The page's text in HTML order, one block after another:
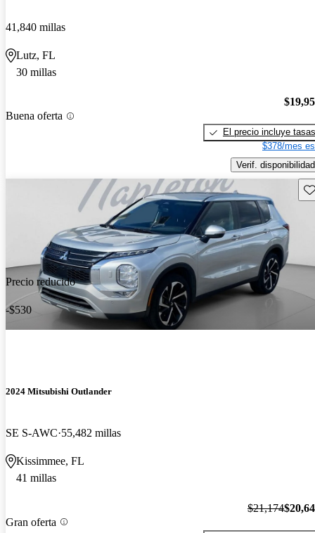
41,840 millas
Lutz, FL
30 millas
Buena oferta
El precio incluye tasas
$378/mes
Verif. disponibilidad
Precio reducido
-$530
2024 Mitsubishi Outlander
SE S-AWC 55,482 millas
Kissimmee, FL
41 millas
Gran oferta
$21,174